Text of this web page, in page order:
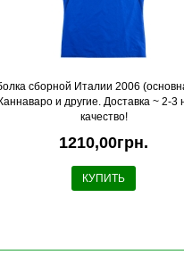
сборной Италии 2006
и другие. Доставка ~ 2-3
качество!
1210,00грн.
КУПИТЬ